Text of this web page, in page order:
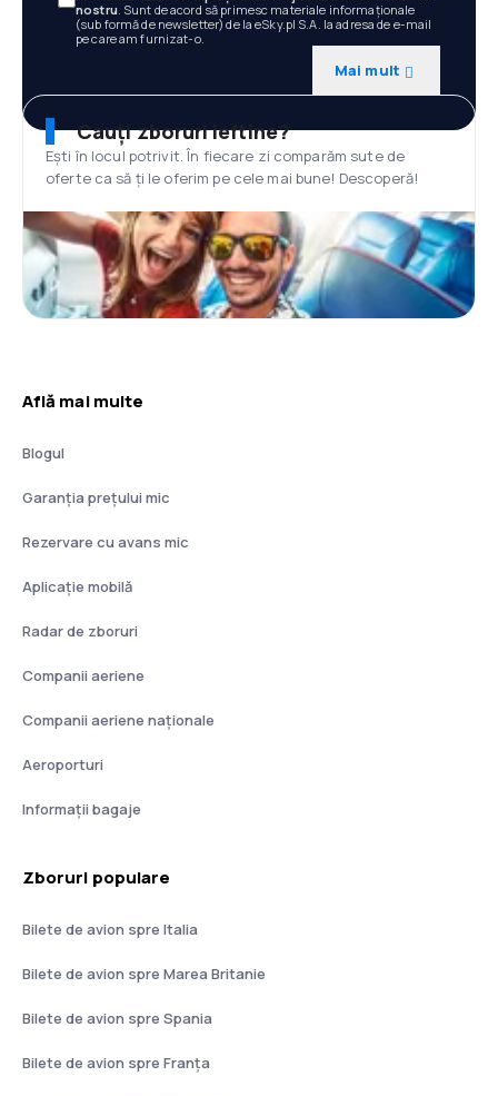
nostru. Sunt de acord să primesc materiale informaționale
(sub formă de newsletter) de la eSky.pl S.A. la adresa de e-mail
pe care am furnizat-o.
Mai mult
Cauți zboruri ieftine?
Ești în locul potrivit. În fiecare zi comparăm sute de
oferte ca să ți le oferim pe cele mai bune! Descoperă!
Află mai multe
Blogul
Garanția prețului mic
Rezervare cu avans mic
Aplicație mobilă
Radar de zboruri
Companii aeriene
Companii aeriene naţionale
Aeroporturi
Informații bagaje
Zboruri populare
Bilete de avion spre Italia
Bilete de avion spre Marea Britanie
Bilete de avion spre Spania
Bilete de avion spre Franţa